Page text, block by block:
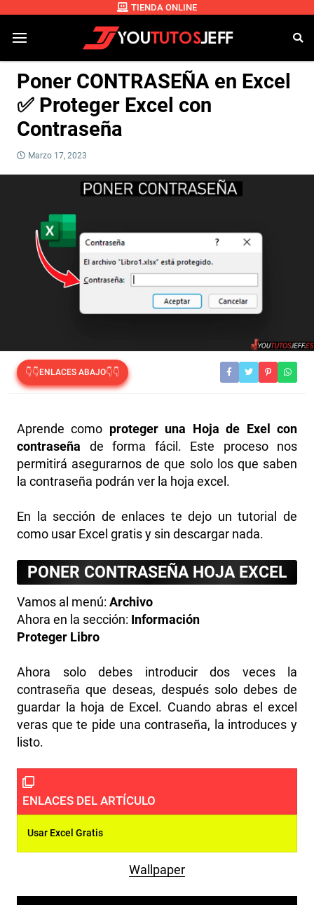
TIENDA ONLINE
Poner CONTRASEÑA en Excel
✅ Proteger Excel con
Contraseña
Marzo 17, 2023
👇👇ENLACES ABAJO👇👇
Aprende como proteger una Hoja de Exel con
contraseña de forma fácil. Este proceso nos
permitirá asegurarnos de que solo los que saben
la contraseña podrán ver la hoja excel.
En la sección de enlaces te dejo un tutorial de
como usar Excel gratis y sin descargar nada.
PONER CONTRASEÑA HOJA EXCEL
Vamos al menú: Archivo
Ahora en la sección: Información
Proteger Libro
Ahora solo debes introducir dos veces la
contraseña que deseas, después solo debes de
guardar la hoja de Excel. Cuando abras el excel
veras que te pide una contraseña, la introduces y
listo.
Usar Excel Gratis
Wallpaper